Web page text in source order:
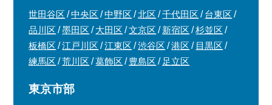
世田谷区 中央区 中野区 北区 千代田区
台東区
品川区
墨田区 大田区 文京区 新宿区
杉並区
板橋区
江戸川区 江東区 渋谷区 港区
目黒区
練馬区
荒川区 葛飾区 豊島区 足立区
東京市部